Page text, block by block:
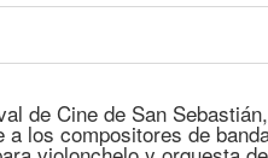
de Cine de San
a los compositores de